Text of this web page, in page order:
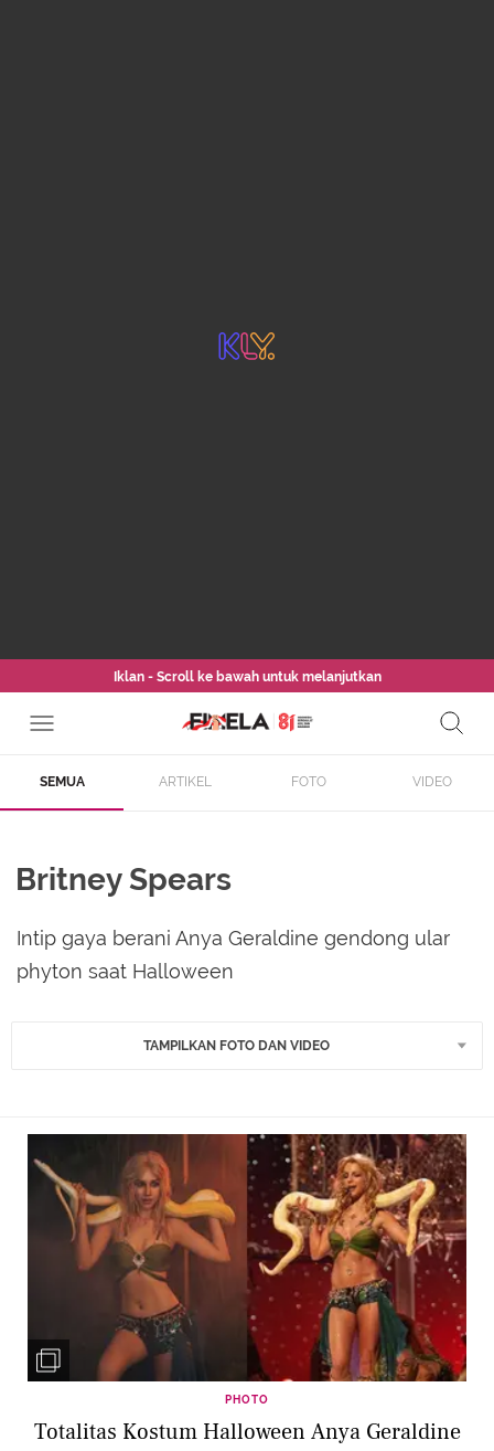
Iklan - Scroll ke bawah untuk melanjutkan
SEMUA ARTIKEL FOTO VIDEO
Britney Spears
Intip gaya berani Anya Geraldine gendong ular
phyton saat Halloween
TAMPILKAN FOTO DAN VIDEO
PHOTO
Totalitas Kostum Halloween Anya Geraldine